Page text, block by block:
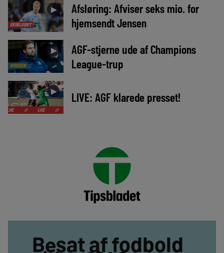
EKSKLUSIVT
►
Afsløring: Afviser seks mio. for
hjemsendt Jensen
NYHEDER
►
AGF-stjerne ude af Champions
League-trup
►
LIVE // LIVE //
LIVE: AGF klarede presset!
Besat af fodbold